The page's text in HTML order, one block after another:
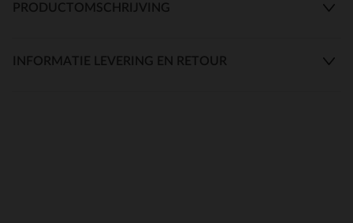
PRODUCTOMSCHRIJVING
INFORMATIE LEVERING EN RETOUR